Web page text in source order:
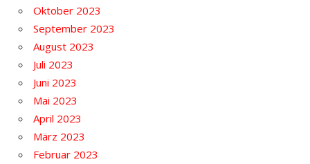
Oktober 2023
September 2023
August 2023
Juli 2023
Juni 2023
Mai 2023
April 2023
März 2023
Februar 2023